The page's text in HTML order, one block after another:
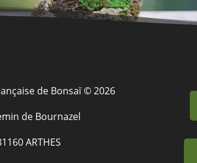
de Bonsaï © 2026
de Bournazel
ARTHES